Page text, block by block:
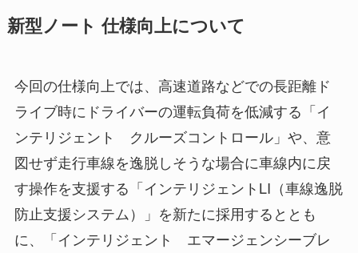
新型ノート 仕様向上について
今回の仕様向上では、高速道路などでの長距離ド
ライブ時にドライバーの運転負荷を低減する「イ
ンテリジェント クルーズコントロール」や、意
図せず走行車線を逸脱しそうな場合に車線内に戻
す操作を支援する「インテリジェントLI（車線逸脱
防止支援システム）」を新たに採用するととも
に、「インテリジェント エマージェンシーブレ